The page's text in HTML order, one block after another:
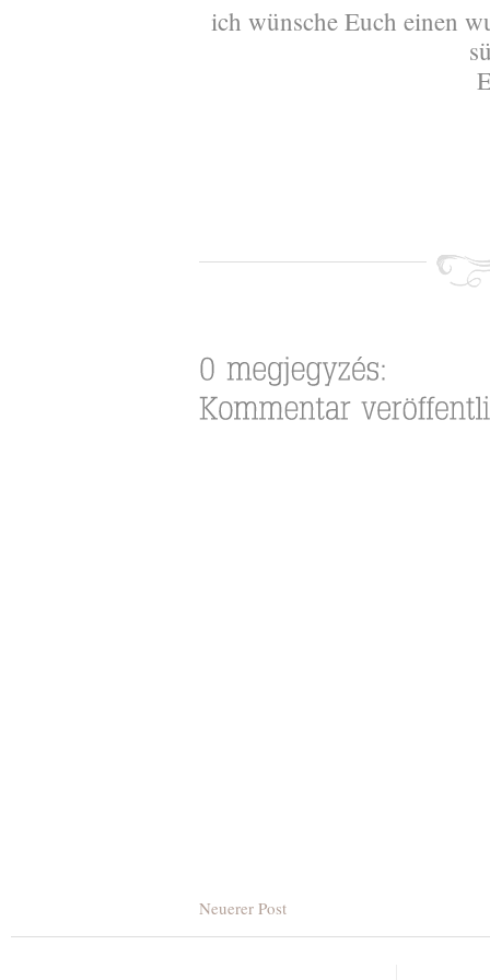
ich wünsche Euch einen
Neuerer Post